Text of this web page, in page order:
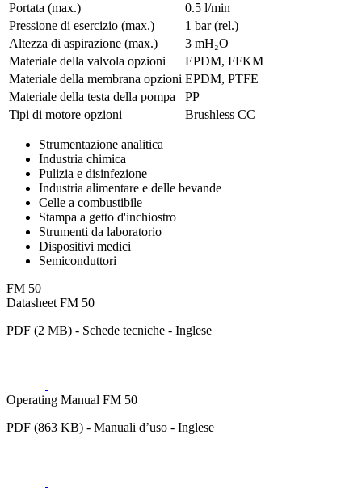
Portata (max.)
0.5 l/min
Pressione di esercizio (max.)
1 bar (rel.)
Altezza di aspirazione (max.)
3 mH₂O
Materiale della valvola opzioni
EPDM, FFKM
Materiale della membrana opzioni EPDM, PTFE
Materiale della testa della pompa
PP
Tipi di motore opzioni
Brushless CC
Strumentazione analitica
Industria chimica
Pulizia e disinfezione
Industria alimentare e delle bevande
Celle a combustibile
Stampa a getto d'inchiostro
Strumenti da laboratorio
Dispositivi medici
Semiconduttori
FM 50
Datasheet FM 50
PDF (2 MB) - Schede tecniche - Inglese
Operating Manual FM 50
PDF (863 KB) - Manuali d’uso - Inglese